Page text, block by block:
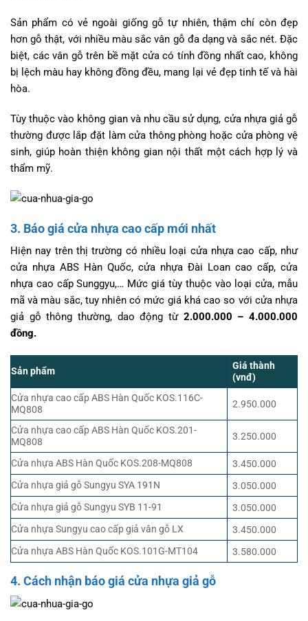
Sản phẩm có vẻ ngoài giống gỗ tự nhiên, thậm chí còn đẹp
hơn gỗ thật, với nhiều màu sắc vân gỗ đa dạng và sắc nét. Đặc
biệt, các vân gỗ trên bề mặt cửa có tính đồng nhất cao, không
bị lệch màu hay không đồng đều, mang lại vẻ đẹp tinh tế và hài
hòa.
Tùy thuộc vào không gian và nhu cầu sử dụng, cửa nhựa giả gỗ
thường được lắp đặt làm cửa thông phòng hoặc cửa phòng vệ
sinh, giúp hoàn thiện không gian nội thất một cách hợp lý và
thẩm mỹ.
3. Báo giá cửa nhựa cao cấp mới nhất
Hiện nay trên thị trường có nhiều loại cửa nhựa cao cấp, như
cửa nhựa ABS Hàn Quốc, cửa nhựa Đài Loan cao cấp, cửa
nhựa cao cấp Sunggyu,… Mức giá tùy thuộc vào loại cửa, mẫu
mã và màu sắc, tuy nhiên có mức giá khá cao so với cửa nhựa
giả gỗ thông thường, dao động từ 2.000.000 – 4.000.000
đồng.
Sản phẩm
Giá thành
(vnđ)
Cửa nhựa cao cấp ABS Hàn Quốc KOS.116C-
MQ808
2.950.000
Cửa nhựa cao cấp ABS Hàn Quốc KOS.201-
MQ808
3.250.000
Cửa nhựa ABS Hàn Quốc KOS.208-MQ808
3.450.000
Cửa nhựa giả gỗ Sungyu SYA 191N
3.050.000
Cửa nhựa giả gỗ Sungyu SYB 11-91
3.050.000
Cửa nhựa Sungyu cao cấp giả vân gỗ LX
3.450.000
Cửa nhựa ABS Hàn Quốc KOS.101G-MT104
3.580.000
4. Cách nhận báo giá cửa nhựa giả gỗ